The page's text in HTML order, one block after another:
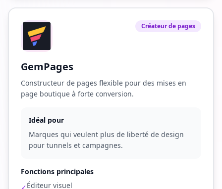
Créateur de pages
GemPages
Constructeur de pages flexible pour des mises en
page boutique à forte conversion.
Idéal pour
Marques qui veulent plus de liberté de design
pour tunnels et campagnes.
Fonctions principales
Éditeur visuel